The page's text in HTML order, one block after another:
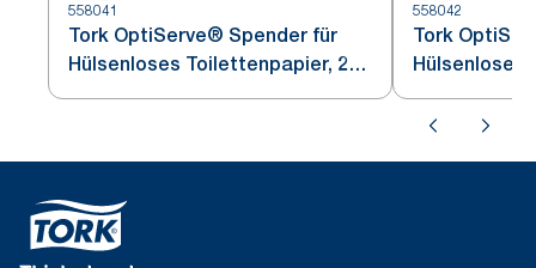
558041
Tork OptiServe® Spender für
Hülsenloses Toilettenpapier, 2
Rollen
558042
Tork
Hülsenloses
Rollen